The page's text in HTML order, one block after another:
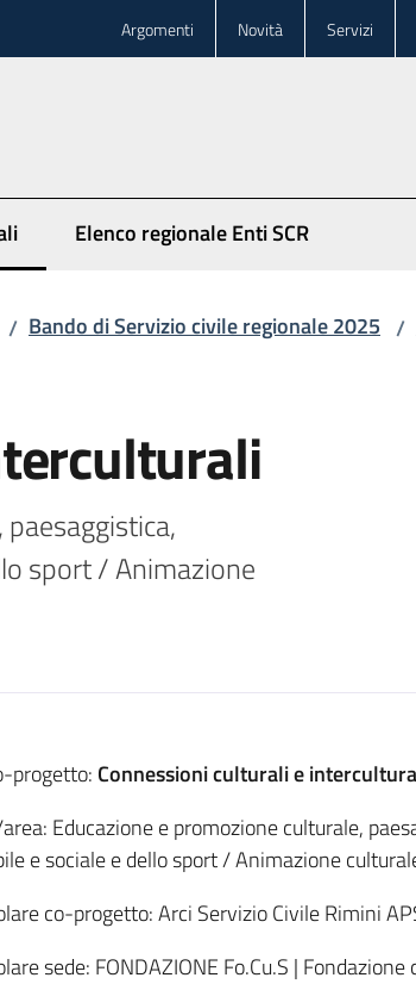
Argomenti Novità Servizi
Elenco regionale Enti SCR
/ Bando di Servizio civile regionale 2025 /
sport / Animazione
progetto: Connessioni culturali e
Educazione e promozione culturale,
e sociale e dello sport / Animazione
co-progetto: Arci Servizio Civile Rimini
sede: FONDAZIONE Fo.Cu.S |